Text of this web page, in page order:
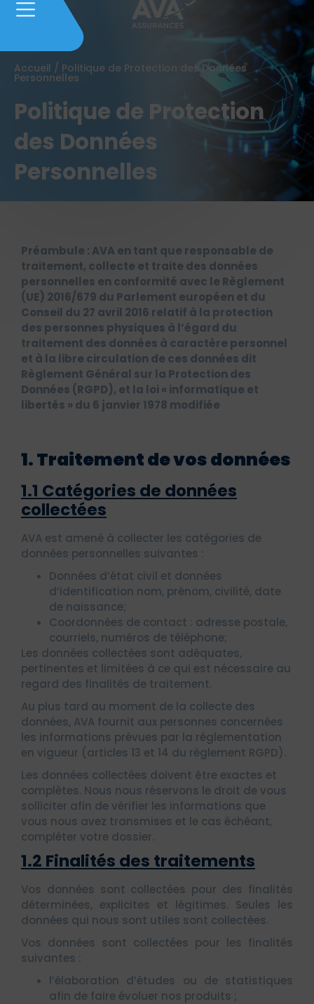
Accueil / Politique de Protection des Données
Personnelles
Politique de Protection
des Données
Personnelles
Préambule : AVA en tant que responsable de
traitement, collecte et traite des données
personnelles en conformité avec le Règlement
(UE) 2016/679 du Parlement européen et du
Conseil du 27 avril 2016 relatif à la protection
des personnes physiques à l’égard du
traitement des données à caractère personnel
et à la libre circulation de ces données dit
Règlement Général sur la Protection des
Données (RGPD), et la loi « informatique et
libertés » du 6 janvier 1978 modifiée
1. Traitement de vos données
1.1 Catégories de données
collectées
AVA est amené à collecter les catégories de
données personnelles suivantes :
Données d’état civil et données
d’identification nom, prénom, civilité, date
de naissance;
Coordonnées de contact : adresse postale,
courriels, numéros de téléphone;
Les données collectées sont adéquates,
pertinentes et limitées à ce qui est nécessaire au
regard des finalités de traitement.
Au plus tard au moment de la collecte des
données, AVA fournit aux personnes concernées
les informations prévues par la réglementation
en vigueur (articles 13 et 14 du règlement RGPD).
Les données collectées doivent être exactes et
complètes. Nous nous réservons le droit de vous
solliciter afin de vérifier les informations que
vous nous avez transmises et le cas échéant,
compléter votre dossier.
1.2 Finalités des traitements
Vos données sont collectées pour des finalités
déterminées, explicites et légitimes. Seules les
données qui nous sont utiles sont collectées.
Vos données sont collectées pour les finalités
suivantes :
l’élaboration d’études ou de statistiques
afin de faire évoluer nos produits ;